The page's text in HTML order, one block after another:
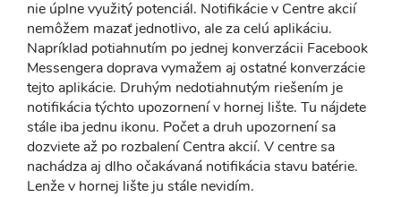
nie úplne využitý potenciál. Notifikácie v Centre akcií
nemôžem mazať jednotlivo, ale za celú aplikáciu.
Napríklad potiahnutím po jednej konverzácii Facebook
Messengera doprava vymažem aj ostatné konverzácie
tejto aplikácie. Druhým nedotiahnutým riešením je
notifikácia týchto upozornení v hornej lište. Tu nájdete
stále iba jednu ikonu. Počet a druh upozornení sa
dozviete až po rozbalení Centra akcií. V centre sa
nachádza aj dlho očakávaná notifikácia stavu batérie.
Lenže v hornej lište ju stále nevidím.